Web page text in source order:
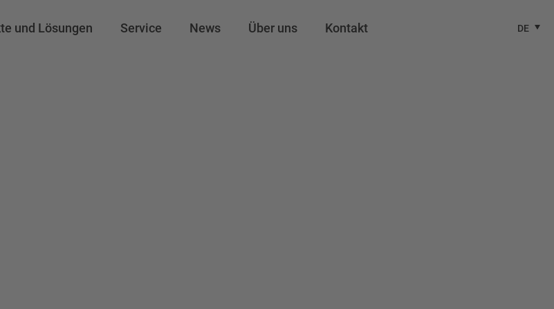
und Lösungen Service News Über uns Kontakt DE